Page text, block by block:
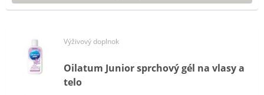
Výživový doplnok
Oilatum Junior sprchový gél na vlasy a
telo